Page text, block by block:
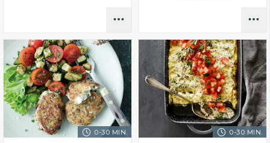
0-30 MIN. 0-30 MIN.